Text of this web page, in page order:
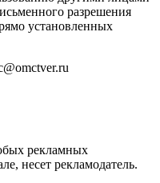
разрешения
установленных
рекламных
несет рекламодатель.